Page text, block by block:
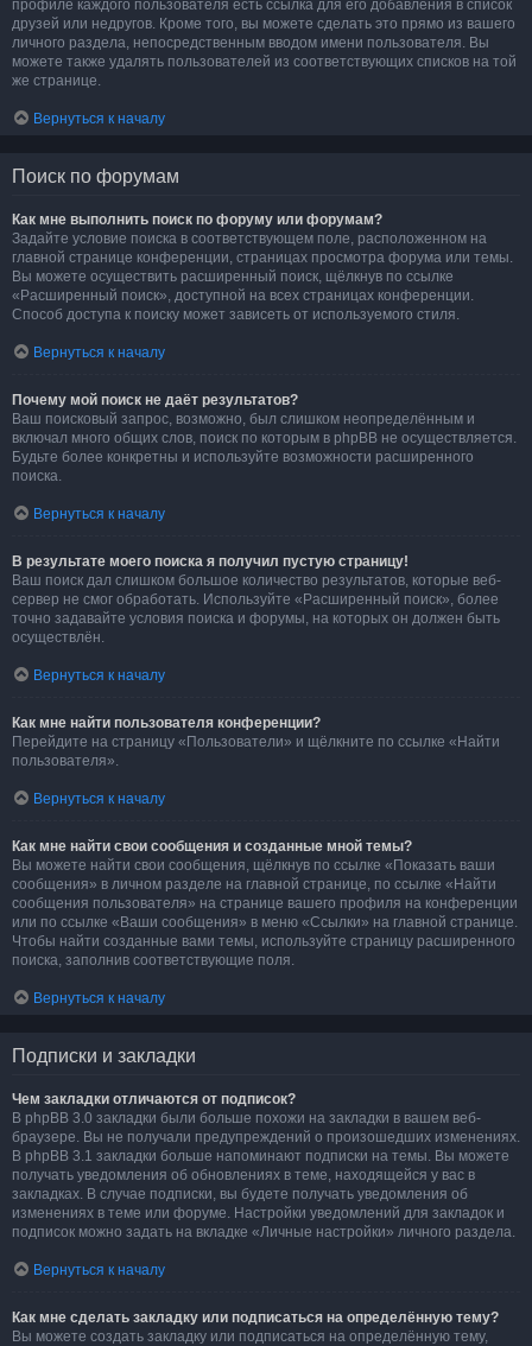
профиле каждого пользователя есть ссылка для его добавления в список
друзей или недругов. Кроме того, вы можете сделать это прямо из вашего
личного раздела, непосредственным вводом имени пользователя. Вы
можете также удалять пользователей из соответствующих списков на той
же странице.
Вернуться к началу
Поиск по форумам
Как мне выполнить поиск по форуму или форумам?
Задайте условие поиска в соответствующем поле, расположенном на
главной странице конференции, страницах просмотра форума или темы.
Вы можете осуществить расширенный поиск, щёлкнув по ссылке
«Расширенный поиск», доступной на всех страницах конференции.
Способ доступа к поиску может зависеть от используемого стиля.
Вернуться к началу
Почему мой поиск не даёт результатов?
Ваш поисковый запрос, возможно, был слишком неопределённым и
включал много общих слов, поиск по которым в phpBB не осуществляется.
Будьте более конкретны и используйте возможности расширенного
поиска.
Вернуться к началу
В результате моего поиска я получил пустую страницу!
Ваш поиск дал слишком большое количество результатов, которые веб-
сервер не смог обработать. Используйте «Расширенный поиск», более
точно задавайте условия поиска и форумы, на которых он должен быть
осуществлён.
Вернуться к началу
Как мне найти пользователя конференции?
Перейдите на страницу «Пользователи» и щёлкните по ссылке «Найти
пользователя».
Вернуться к началу
Как мне найти свои сообщения и созданные мной темы?
Вы можете найти свои сообщения, щёлкнув по ссылке «Показать ваши
сообщения» в личном разделе на главной странице, по ссылке «Найти
сообщения пользователя» на странице вашего профиля на конференции
или по ссылке «Ваши сообщения» в меню «Ссылки» на главной странице.
Чтобы найти созданные вами темы, используйте страницу расширенного
поиска, заполнив соответствующие поля.
Вернуться к началу
Подписки и закладки
Чем закладки отличаются от подписок?
В phpBB 3.0 закладки были больше похожи на закладки в вашем веб-
браузере. Вы не получали предупреждений о произошедших изменениях.
В phpBB 3.1 закладки больше напоминают подписки на темы. Вы можете
получать уведомления об обновлениях в теме, находящейся у вас в
закладках. В случае подписки, вы будете получать уведомления об
изменениях в теме или форуме. Настройки уведомлений для закладок и
подписок можно задать на вкладке «Личные настройки» личного раздела.
Вернуться к началу
Как мне сделать закладку или подписаться на определённую тему?
Вы можете создать закладку или подписаться на определённую тему,